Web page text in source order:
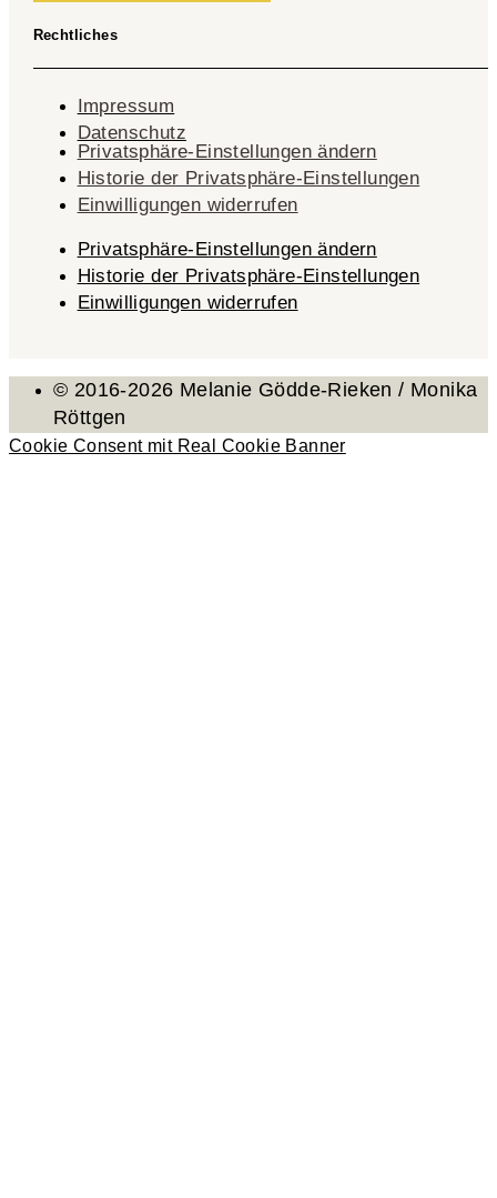
Rechtliches
Impressum
Datenschutz
Privatsphäre-Einstellungen ändern
Historie der Privatsphäre-Einstellungen
Einwilligungen widerrufen
Privatsphäre-Einstellungen ändern
Historie der Privatsphäre-Einstellungen
Einwilligungen widerrufen
© 2016-2026 Melanie Gödde-Rieken / Monika
Röttgen
Cookie Consent mit Real Cookie Banner